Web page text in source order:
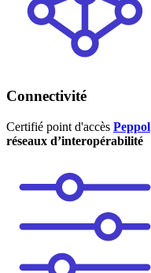
Connectivité
Certifié point d'accès Peppol
réseaux d’interopérabilité